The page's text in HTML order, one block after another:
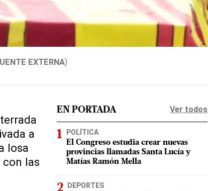
EXTERNA)
a
losa
con las
EN PORTADA Ver todos
POLÍTICA
El Congreso estudia crear nuevas
provincias llamadas Santa Lucía y
Matías Ramón Mella
DEPORTES